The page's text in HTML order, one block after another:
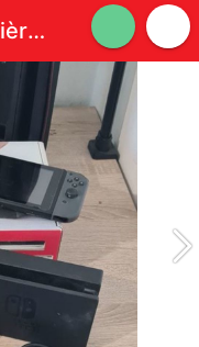
Nintendo Switch entièrement équipée